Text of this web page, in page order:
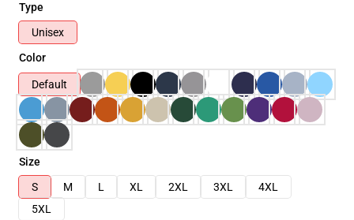
Type
Unisex
Color
Default
Size
S
M L XL 2XL 3XL
4XL
5XL